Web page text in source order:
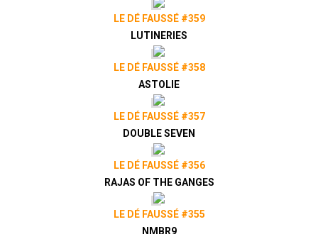
LE DÉ FAUSSÉ #359
LUTINERIES
LE DÉ FAUSSÉ #358
ASTOLIE
LE DÉ FAUSSÉ #357
DOUBLE SEVEN
LE DÉ FAUSSÉ #356
RAJAS OF THE GANGES
LE DÉ FAUSSÉ #355
NMBR9